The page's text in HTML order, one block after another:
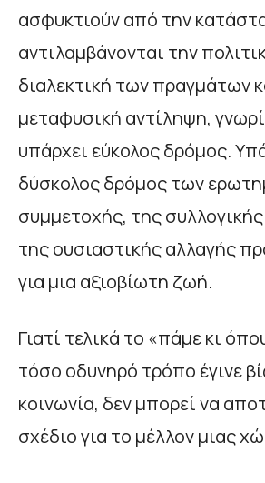
ασφυκτιούν από την
αντιλαμβάνονται την
διαλεκτική των πραγμάτων
μεταφυσική αντίληψη,
υπάρχει εύκολος δρόμος.
δύσκολος δρόμος των
συμμετοχής, της
της ουσιαστικής αλλαγής
για μια αξιοβίωτη ζωή.
Γιατί τελικά το «πάμε κι
τόσο οδυνηρό τρόπο έγινε
κοινωνία, δεν μπορεί να
σχέδιο για το μέλλον μιας